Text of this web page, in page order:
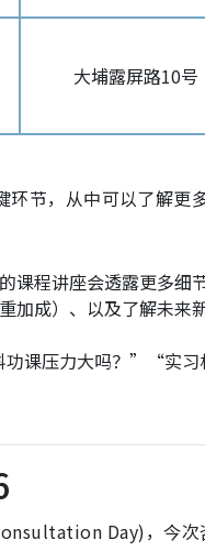
大埔露屏路10号
节，从中可以了解更
课程讲座会透露更多细
加成）、以及了解未来
功课压力大吗？”“实习
Day)，今次